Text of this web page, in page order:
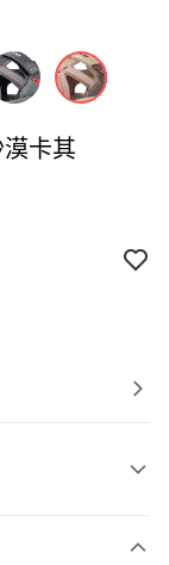
漠卡其